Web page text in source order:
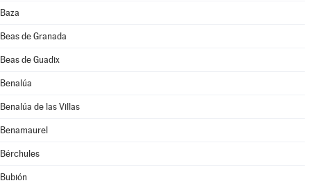
Baza
Beas de Granada
Beas de Guadix
Benalúa
Benalúa de las Villas
Benamaurel
Bérchules
Bubión